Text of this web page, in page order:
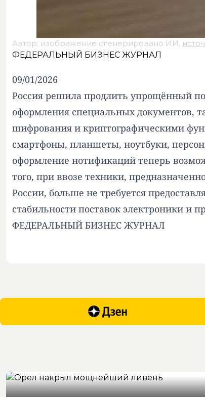
Автор: изображение сгенерировано ИИ,
ФЕДЕРАЛЬНЫЙ БИЗНЕС ЖУРНАЛ
09/01/2026
Россия решила продлить упрощённый
оформления специальных документов,
шифрования и криптографическими
смартфоны, планшеты, ноутбуки,
оформление нотификаций теперь
того, при ввозе техники,
России, больше не требуется
стабильности поставок электроники и
ФЕДЕРАЛЬНЫЙ БИЗНЕС ЖУРНАЛ